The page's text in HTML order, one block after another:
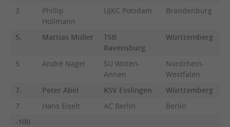
3.
Phillip
Hollmann
UJKC Potsdam Brandenburg
5. Mattias Müller
TSB
Ravensburg
Württemberg
5. André Nagel
SU Witten-
Annen
Nordrhein-
Westfalen
7.
Peter Abel KSV Esslingen
Württemberg
7.
Hans Eiselt AC Berlin
Berlin
-100